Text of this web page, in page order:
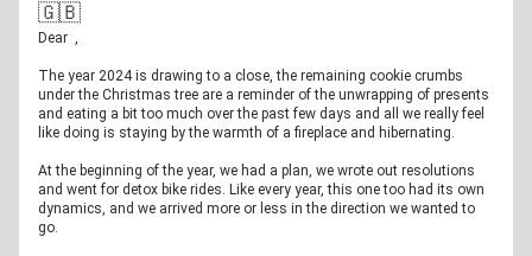
🇬🇧
Dear ,
The year 2024 is drawing to a close, the remaining cookie crumbs
under the Christmas tree are a reminder of the unwrapping of presents
and eating a bit too much over the past few days and all we really feel
like doing is staying by the warmth of a fireplace and hibernating.
At the beginning of the year, we had a plan, we wrote out resolutions
and went for detox bike rides. Like every year, this one too had its own
dynamics, and we arrived more or less in the direction we wanted to
go.